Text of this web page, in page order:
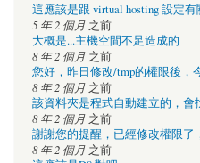
這應該是跟 virtual hosting 設定有
5 年 2 個月 之前
大概是...主機空間不足造成的
8 年 2 個月 之前
您好，昨日修改/tmp的權限後，
8 年 2 個月 之前
該資料夾是程式自動建立的，會
8 年 2 個月 之前
謝謝您的提醒，已經修改權限了
8 年 2 個月 之前